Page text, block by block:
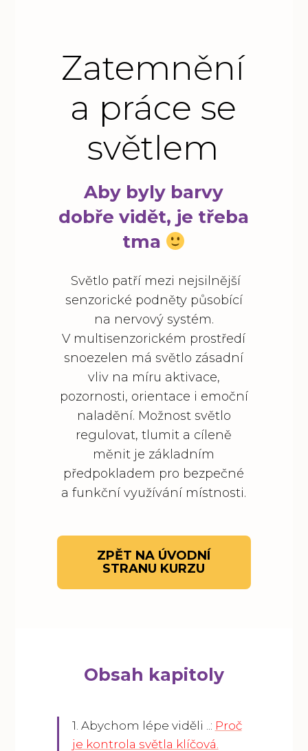
Zatemnění
a práce se
světlem
Aby byly barvy
dobře vidět, je třeba
tma
Světlo patří mezi nejsilnější
senzorické podněty působící
na nervový systém.
V multisenzorickém prostředí
snoezelen má světlo zásadní
vliv na míru aktivace,
pozornosti, orientace i emoční
naladění. Možnost světlo
regulovat, tlumit a cíleně
měnit je základním
předpokladem pro bezpečné
a funkční využívání místnosti.
ZPĚT NA ÚVODNÍ
STRANU KURZU
Obsah kapitoly
1. Abychom lépe viděli ..: Proč
je kontrola světla klíčová.